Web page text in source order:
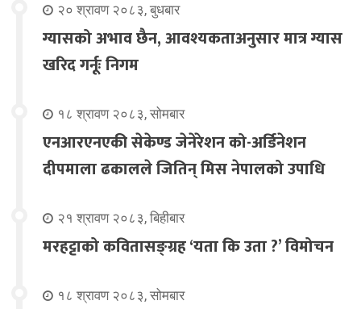
२० श्रावण २०८३, बुधबार
ग्यासको अभाव छैन, आवश्यकताअनुसार मात्र ग्यास
खरिद गर्नूः निगम
१८ श्रावण २०८३, सोमबार
एनआरएनएकी सेकेण्ड जेनेरेशन को-अर्डिनेशन
दीपमाला ढकालले जितिन् मिस नेपालको उपाधि
२१ श्रावण २०८३, बिहीबार
मरहट्टाको कवितासङ्ग्रह ‘यता कि उता ?’ विमोचन
१८ श्रावण २०८३, सोमबार